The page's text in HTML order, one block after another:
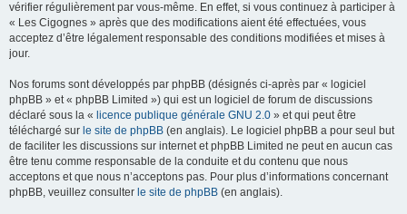
vérifier régulièrement par vous-même. En effet, si vous continuez à participer à
« Les Cigognes » après que des modifications aient été effectuées, vous
acceptez d’être légalement responsable des conditions modifiées et mises à
jour.
Nos forums sont développés par phpBB (désignés ci-après par « logiciel
phpBB » et « phpBB Limited ») qui est un logiciel de forum de discussions
déclaré sous la « licence publique générale GNU 2.0 » et qui peut être
téléchargé sur le site de phpBB (en anglais). Le logiciel phpBB a pour seul but
de faciliter les discussions sur internet et phpBB Limited ne peut en aucun cas
être tenu comme responsable de la conduite et du contenu que nous
acceptons et que nous n’acceptons pas. Pour plus d’informations concernant
phpBB, veuillez consulter le site de phpBB (en anglais).